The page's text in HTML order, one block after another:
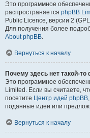
Это программное
распространяется phpBB
Public Licence, версии 2
Для получения более
About phpBB.
Вернуться к началу
Почему здесь нет такой-то
Это программное
Limited. Если вы считаете,
посетите Центр идей phpBB
поданные идеи или
Вернуться к началу